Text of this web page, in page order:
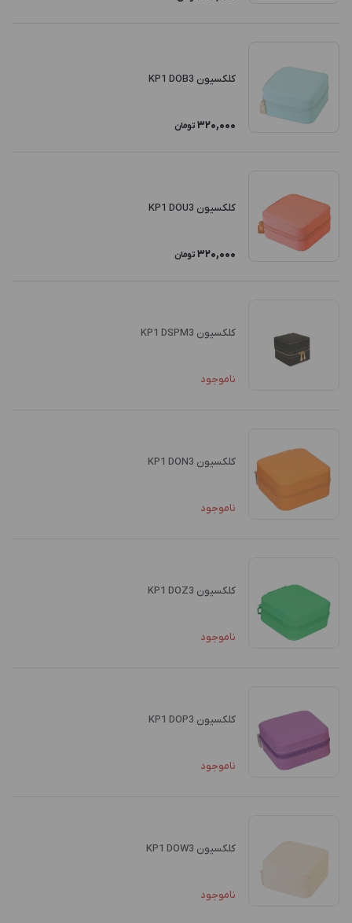
کلکسیون KP1 DOB3
320,000 تومان
کلکسیون KP1 DOU3
320,000 تومان
کلکسیون KP1 DSPM3
ناموجود
کلکسیون KP1 DON3
ناموجود
کلکسیون KP1 DOZ3
ناموجود
کلکسیون KP1 DOP3
ناموجود
کلکسیون KP1 DOW3
ناموجود